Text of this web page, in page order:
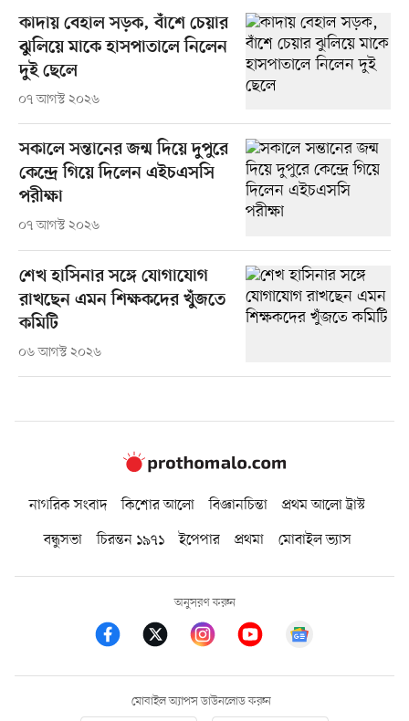
কাদায় বেহাল সড়ক, বাঁশে চেয়ার
ঝুলিয়ে মাকে হাসপাতালে নিলেন
দুই ছেলে
০৭ আগস্ট ২০২৬
সকালে সন্তানের জন্ম দিয়ে দুপুরে
কেন্দ্রে গিয়ে দিলেন এইচএসসি
পরীক্ষা
০৭ আগস্ট ২০২৬
শেখ হাসিনার সঙ্গে যোগাযোগ
রাখছেন এমন শিক্ষকদের খুঁজতে
কমিটি
০৬ আগস্ট ২০২৬
নাগরিক সংবাদ কিশোর আলো বিজ্ঞানচিন্তা
প্রথম আলো ট্রাস্ট
বন্ধুসভা
চিরন্তন ১৯৭১ ইপেপার প্রথমা মোবাইল ভ্যাস
অনুসরণ করুন
মোবাইল অ্যাপস ডাউনলোড করুন